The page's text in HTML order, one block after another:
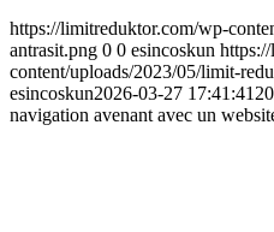
https://limitreduktor.com/wp-
antrasit.png 0 0 esincoskun
content/uploads/2023/05/limit-
esincoskun2026-03-27 17:41:41
navigation avenant avec un